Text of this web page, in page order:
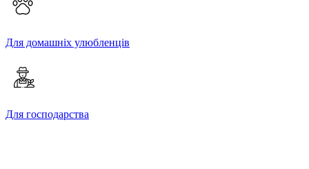
Для домашніх улюбленців
Для господарства